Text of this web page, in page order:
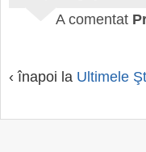
A comentat
‹ înapoi la Ultimele